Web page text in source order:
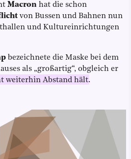
Macron hat die schon
von Bussen und Bahnen nun
und Kultureinrichtungen
bezeichnete die Maske bei dem
als „großartig“, obgleich er
weiterhin Abstand hält.